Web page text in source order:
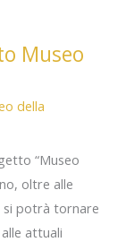
Museo
della
“Museo
oltre alle
si potrà tornare
attuali